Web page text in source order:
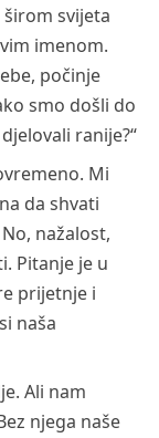
svijeta
imenom.
počinje
smo došli do
ranije?“
Mi
da shvati
nažalost,
Pitanje je u
prijetnje i
naša
Ali nam
njega naše